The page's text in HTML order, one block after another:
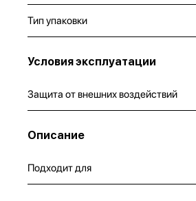
Тип упаковки
Условия эксплуатации
Защита от внешних воздействий
Описание
Подходит для